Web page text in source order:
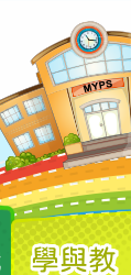
學與教